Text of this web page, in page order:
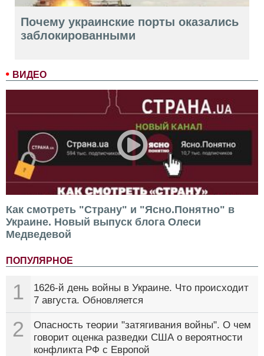
ВИДЕО
Как смотреть "Страну" и "Ясно.Понятно" в
Украине. Новый выпуск блога Олеси
Медведевой
ПОПУЛЯРНОЕ
1
1626-й день войны в Украине. Что происходит
7 августа. Обновляется
2
Опасность теории "затягивания войны". О чем
говорит оценка разведки США о вероятности
конфликта РФ с Европой
Почему украинские порты оказались
заблокированными